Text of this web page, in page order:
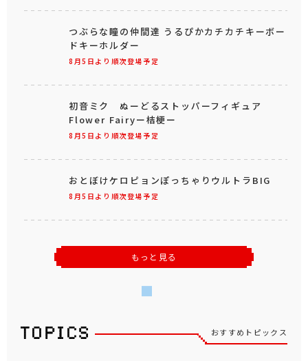
8月5日より順次登場予定
つぶらな瞳の仲間達 うるぴかカチカチキーボー
ドキーホルダー
8月5日より順次登場予定
初音ミク ぬーどるストッパーフィギュア
Flower Fairyー桔梗ー
8月5日より順次登場予定
おとぼけケロピョンぽっちゃりウルトラBIG
もっと見る
おすすめトピックス